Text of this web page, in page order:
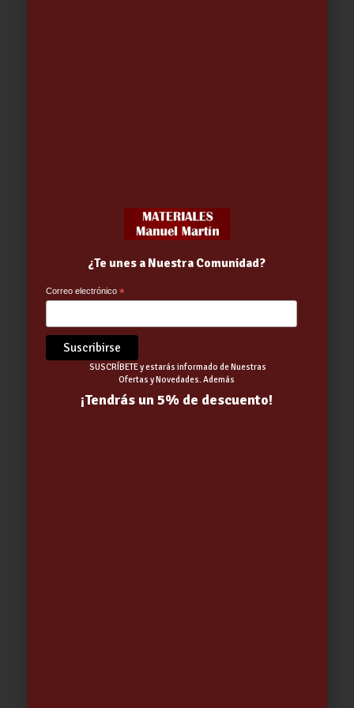
¿Te unes a Nuestra Comunidad?
Correo electrónico*
SUSCRÍBETE y estarás informado de Nuestras
Ofertas y Novedades. Además
¡Tendrás un 5% de descuento!